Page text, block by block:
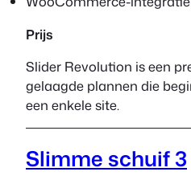
Prijs
Slider Revolution is een
gelaagde plannen die
een enkele site.
Slimme schuif 3